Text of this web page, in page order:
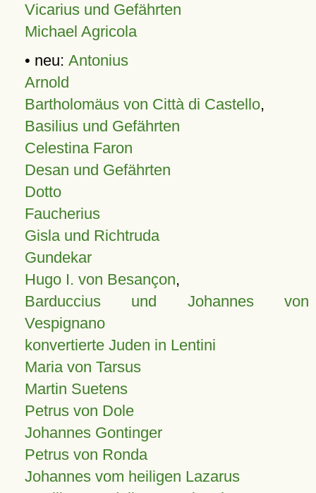
Vicarius und Gefährten
Michael Agricola
• neu: Antonius
Arnold
Bartholomäus von Città di Castello,
Basilius und Gefährten
Celestina Faron
Desan und Gefährten
Dotto
Faucherius
Gisla und Richtruda
Gundekar
Hugo I. von Besançon,
Barduccius und Johannes von
Vespignano
konvertierte Juden in Lentini
Maria von Tarsus
Martin Suetens
Petrus von Dole
Johannes Gontinger
Petrus von Ronda
Johannes vom heiligen Lazarus